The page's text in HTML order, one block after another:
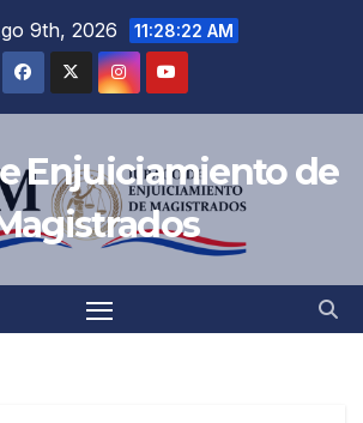
9th, 2026 11:28:23 AM
Enjuiciamiento de